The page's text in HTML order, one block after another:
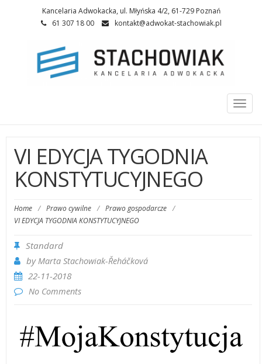
Kancelaria Adwokacka, ul. Młyńska 4/2, 61-729 Poznań
61 307 18 00
kontakt@adwokat-stachowiak.pl
VI EDYCJA TYGODNIA
KONSTYTUCYJNEGO
Home / Prawo cywilne / Prawo gospodarcze /
VI EDYCJA TYGODNIA KONSTYTUCYJNEGO
Standard
byMarta Stachowiak-­Řeháčková
22-11-2018
No Comments